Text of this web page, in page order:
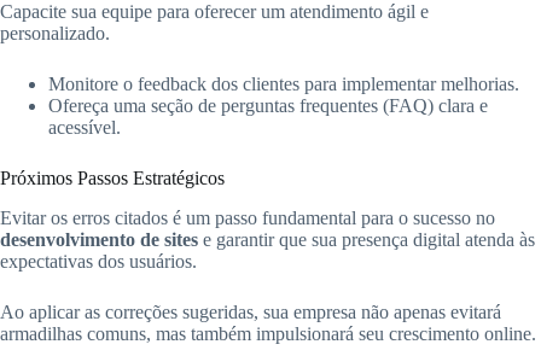
Capacite sua equipe para oferecer um atendimento ágil e
personalizado.
Monitore o feedback dos clientes para implementar melhorias.
Ofereça uma seção de perguntas frequentes (FAQ) clara e
acessível.
Próximos Passos Estratégicos
Evitar os erros citados é um passo fundamental para o sucesso no
desenvolvimento de sites e garantir que sua presença digital atenda às
expectativas dos usuários.
Ao aplicar as correções sugeridas, sua empresa não apenas evitará
armadilhas comuns, mas também impulsionará seu crescimento online.